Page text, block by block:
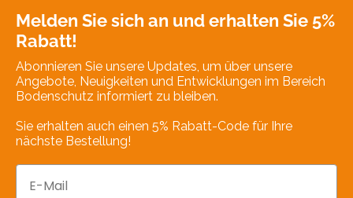
Melden Sie sich an und erhalten Sie 5%
Rabatt!
Abonnieren Sie unsere Updates, um über unsere
Angebote, Neuigkeiten und Entwicklungen im Bereich
Bodenschutz informiert zu bleiben.
Sie erhalten auch einen 5% Rabatt-Code für Ihre
nächste Bestellung!